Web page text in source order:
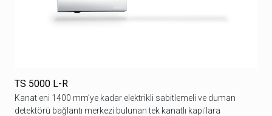
TS 5000 L-R
Kanat eni 1400 mm’ye kadar elektrikli sabitlemeli ve duman
detektörü bağlantı merkezi bulunan tek kanatlı kapı'lara